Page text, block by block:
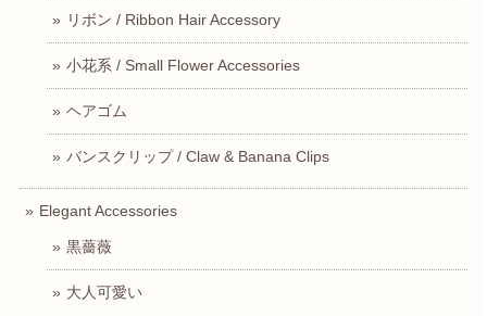
リボン / Ribbon Hair Accessory
小花系 / Small Flower Accessories
ヘアゴム
バンスクリップ / Claw & Banana Clips
Elegant Accessories
黒薔薇
大人可愛い